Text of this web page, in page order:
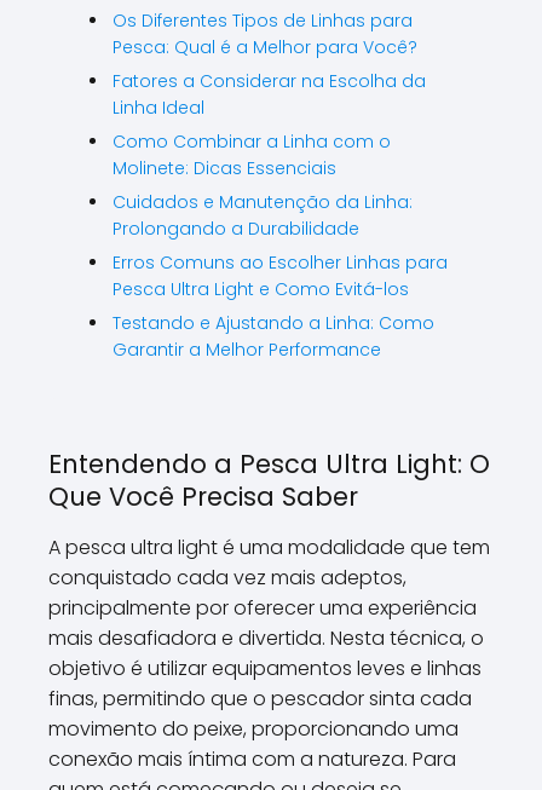
Os Diferentes Tipos de Linhas para
Pesca: Qual é a Melhor para Você?
Fatores a Considerar na Escolha da
Linha Ideal
Como Combinar a Linha com o
Molinete: Dicas Essenciais
Cuidados e Manutenção da Linha:
Prolongando a Durabilidade
Erros Comuns ao Escolher Linhas para
Pesca Ultra Light e Como Evitá-los
Testando e Ajustando a Linha: Como
Garantir a Melhor Performance
Entendendo a Pesca Ultra Light: O
Que Você Precisa Saber
A pesca ultra light é uma modalidade que tem
conquistado cada vez mais adeptos,
principalmente por oferecer uma experiência
mais desafiadora e divertida. Nesta técnica, o
objetivo é utilizar equipamentos leves e linhas
finas, permitindo que o pescador sinta cada
movimento do peixe, proporcionando uma
conexão mais íntima com a natureza. Para